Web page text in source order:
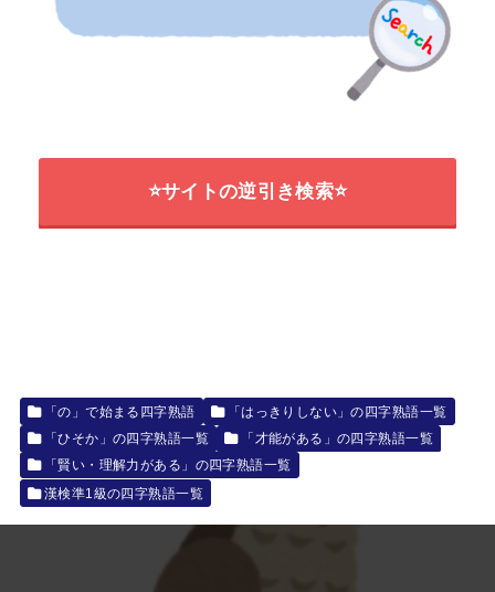
⭐サイトの逆引き検索⭐
「の」で始まる四字熟語
「はっきりしない」の四字熟語一覧
「ひそか」の四字熟語一覧
「才能がある」の四字熟語一覧
「賢い・理解力がある」の四字熟語一覧
漢検準1級の四字熟語一覧